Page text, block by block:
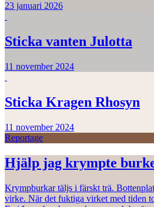
23 januari 2026
Sticka vanten Julotta
11 november 2024
Sticka Kragen Rhosyn
11 november 2024
Reportage
Hjälp jag krympte
Krympburkar täljs i färskt trä.
virke. När det fuktiga virket med tiden